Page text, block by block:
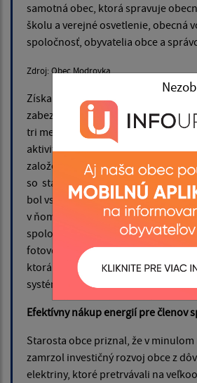
samotná obec, ktorá spravuje
školu a verejné osvetlenie, obecná
spoločnosť, obyvatelia obce a
Zdroj: Obec Modrovka
Získanie osvedčenia pre
zabezpečoval jeho správca. Celý
tri mesiace, aj vzhľadom na to, že ide
aktivitu na trhu. O tom, ako
založení energetického
so starostom Vladimírom Balajom.
bol vstupný audit, ktorý vypracoval
v ňom energetické správanie
spoločenstva a zároveň spracoval
fotovoltickej elektrárne s
ktorá sa nachádza na streche
systému je batériové úložisko s
Efektívny nákup energií pre členov
Starosta obce priznal, že v
zamrzol investičný rozvoj obce z
elektriny, ktoré pretrvávali na